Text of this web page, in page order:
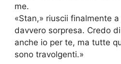
me.
«Stan,» riuscii finalmente
davvero sorpresa. Credo
anche io per te, ma tutte
sono travolgenti.»